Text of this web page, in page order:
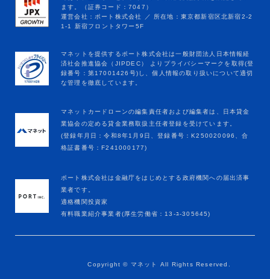
マネットカードローンの編集責任者および編集者は、日本貸金
業協会の定める貸金業務取扱主任者登録を受けています。
(登録年月日：令和8年1月9日、登録番号：K250020096、合
格証書番号：F241000177)
ポート株式会社は金融庁をはじめとする政府機関への届出済事
業者です。
適格機関投資家
有料職業紹介事業者(厚生労働省：13-ﾕ-305645)